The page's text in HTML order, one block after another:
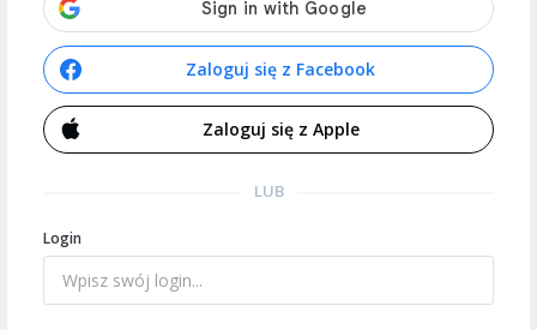
Zaloguj się z Facebook
Zaloguj się z Apple
LUB
Login